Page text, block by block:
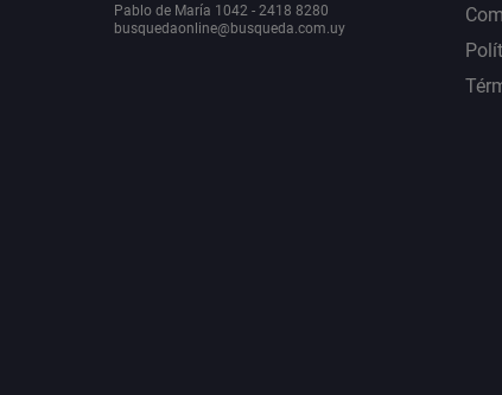
Pablo de María 1042 - 2418 8280
busquedaonline@busqueda.com.uy